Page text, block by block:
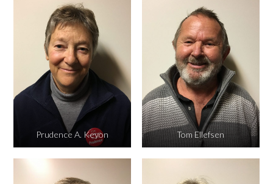
Prudence A. Keyon Tom Ellefsen